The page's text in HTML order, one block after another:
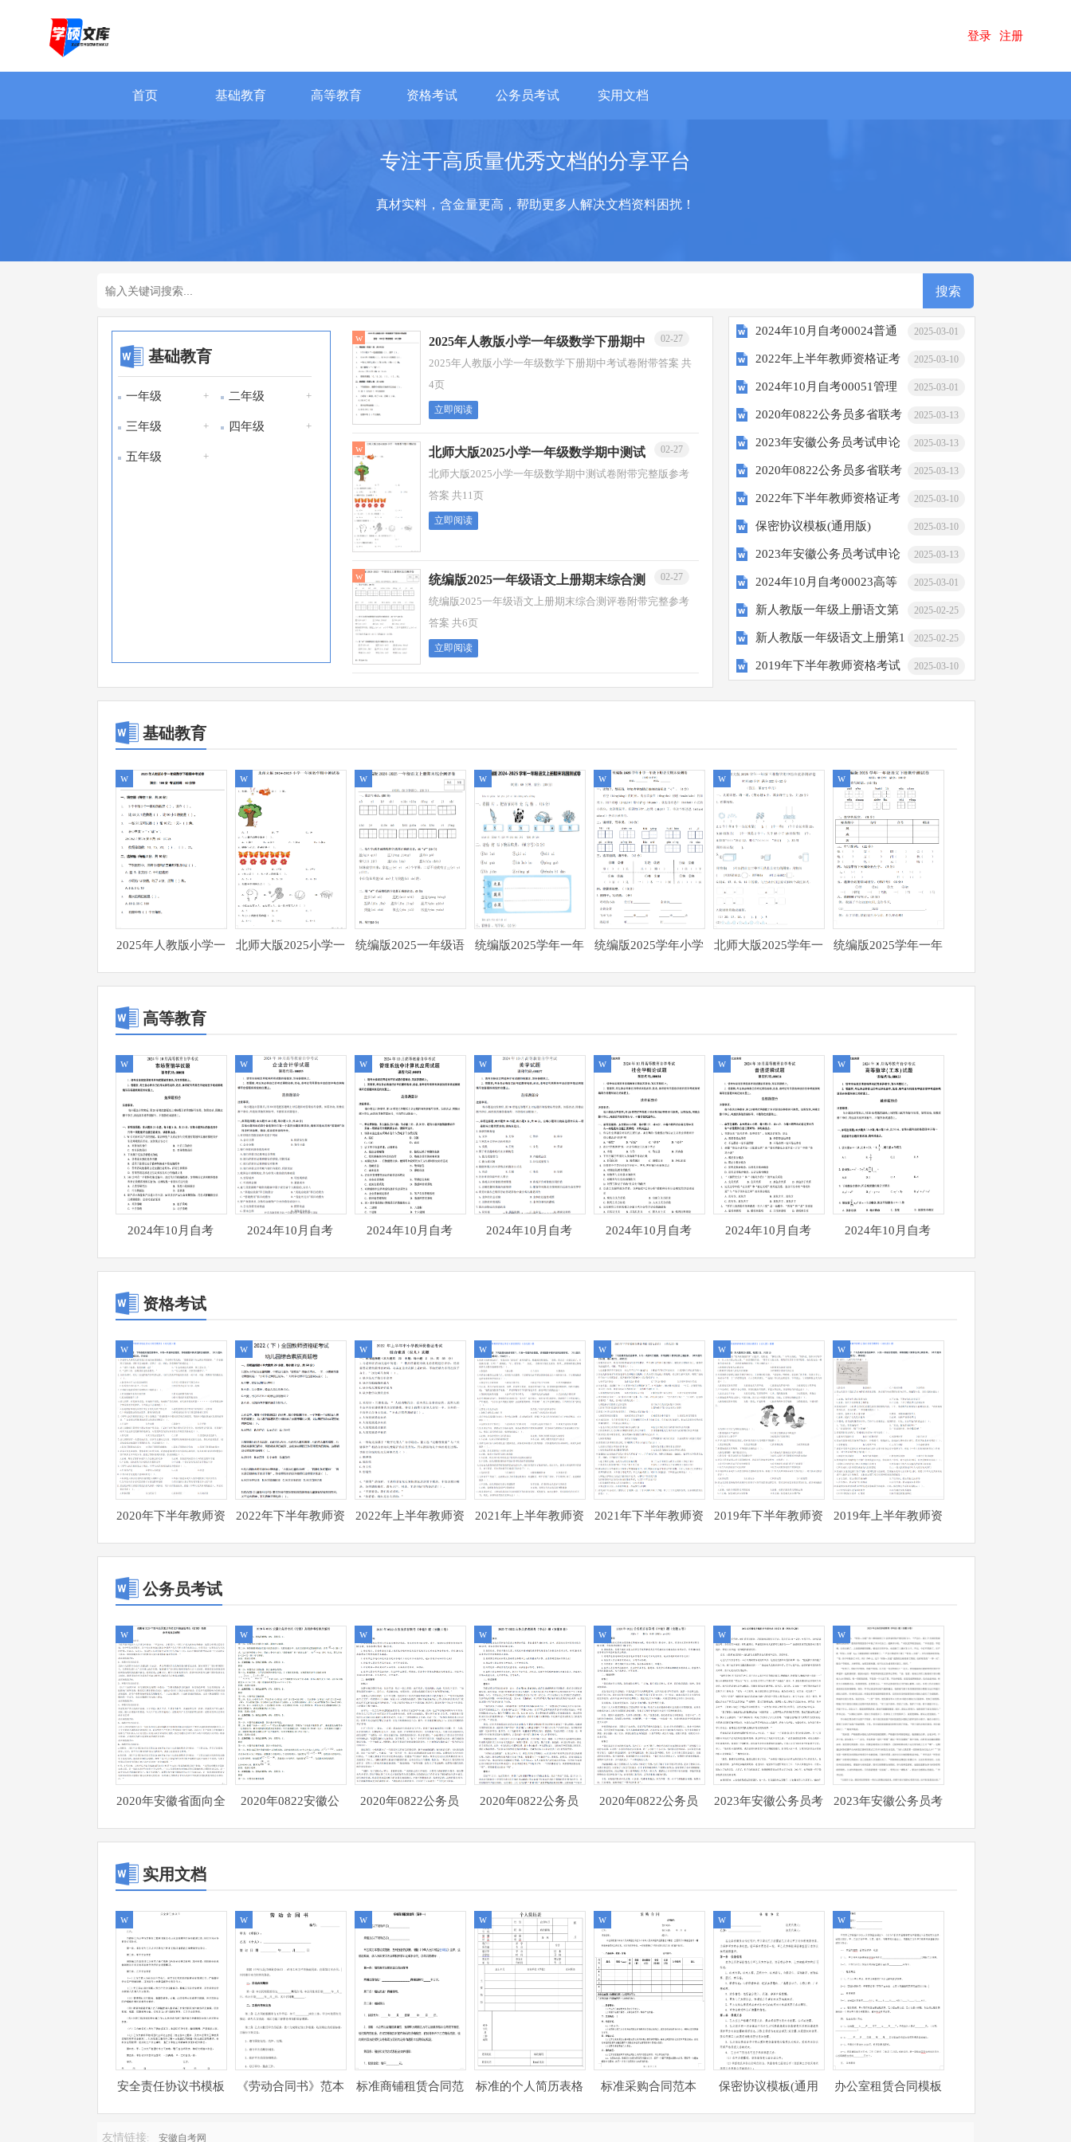
登录 注册
首页 基础教育 高等教育 资格考试 公务员考试 实用文档
专注于高质量优秀文档的分享平台
真材实料，含金量更高，帮助更多人解决文档资料困扰！
基础教育
一年级 + 二年级 +
三年级 + 四年级 +
五年级 +
2025年人教版小学一年级数学下册期中
考试卷附带答案
02-27
2025年人教版小学一年级数学下册期中考试卷附带答案 共
4页
立即阅读
w
北师大版2025小学一年级数学期中测试
卷附带完整参考答案
02-27
北师大版2025小学一年级数学期中测试卷附带完整版参考
答案 共11页
立即阅读
w
统编版2025一年级语文上册期末综合测
评卷附带完整参考答案
02-27
统编版2025一年级语文上册期末综合测评卷附带完整参考
答案 共6页
立即阅读
w
2025-03-01
2024年10月自考00024普通
逻辑真题试题 2025-03-10
2022年上半年教师资格证考
试《综合素质》（幼儿园）试题及参考答案
2025-03-01
2024年10月自考00051管理
系统中计算机应用真题试题 2025-03-13
2020年0822公务员多省联考
《申论》题（安徽C卷）及参考答案2025-03-13
2023年安徽公务员考试申论
试题（乡镇卷） 2025-03-13
2020年0822公务员多省联考
《申论》题（安徽B卷）及参考答案2025-03-10
2022年下半年教师资格证考
试《综合素质》（幼儿园）试题及参考答题
2025-03-10
保密协议模板(通用版)
2025-03-13
2023年安徽公务员考试申论
试题（B卷） 2025-03-01
2024年10月自考00023高等
数学(工本) 真题试题 2025-02-25
新人教版一年级上册语文第
一单元测评卷(1) 2025-02-25
新人教版一年级语文上册第1
单元试卷 (2) 2025-03-10
2019年下半年教师资格考试
基础教育
2025年人教版小学一
试卷附带答案
w
北师大版2025小学一
附带完整参考答案
w
统编版2025一年级语
卷附带完整参考答案
w
统编版2025学年一年
测试卷附带完整答案
w
统编版2025学年小学
检测卷附带参考答案
w
北师大版2025学年一
合素养测评卷附带参
w
统编版2025学年一年
卷
w
高等教育
2024年10月自考
题试题
w
2024年10月自考
题试题
w
2024年10月自考
算机应用真题试题
w
2024年10月自考
w
2024年10月自考
题试题
w
2024年10月自考
试题
w
2024年10月自考
本) 真题试题
w
资格考试
2020年下半年教师资
质》（幼儿园）试题
w
2022年下半年教师资
质》（幼儿园）试题
w
2022年上半年教师资
质》（幼儿园）试题
w
2021年上半年教师资
质》（幼儿园）试题
w
2021年下半年教师资
质》（幼儿园）试题
w
2019年下半年教师资
（幼儿园）试题及参
w
2019年上半年教师资
质》（幼儿园）真题
w
公务员考试
2020年安徽省面向全
选调生《行测》真题
w
2020年0822安徽公
题答案及解析
w
2020年0822公务员
（安徽C卷）及参考
w
2020年0822公务员
（安徽B卷）及参考
w
2020年0822公务员
（安徽A卷）及参考
w
2023年安徽公务员考
卷）
w
2023年安徽公务员考
w
实用文档
安全责任协议书模板
w
《劳动合同书》范本
w
标准商铺租赁合同范
w
标准的个人简历表格
w
标准采购合同范本
w
保密协议模板(通用
w
办公室租赁合同模板
w
友情链接: 安徽自考网